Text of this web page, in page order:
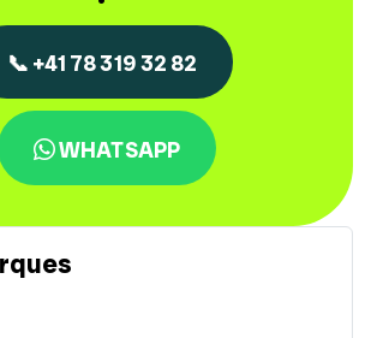
📞 +41 78 319 32 82
WHATSAPP